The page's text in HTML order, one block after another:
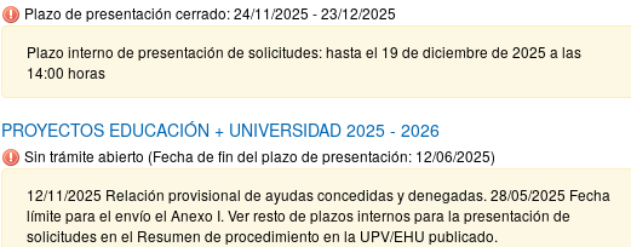
Plazo de presentación cerrado: 24/11/2025 - 23/12/2025
Plazo interno de presentación de solicitudes: hasta el 19 de diciembre de 2025 a las
14:00 horas
PROYECTOS EDUCACIÓN + UNIVERSIDAD 2025 - 2026
Sin trámite abierto (Fecha de fin del plazo de presentación: 12/06/2025)
12/11/2025 Relación provisional de ayudas concedidas y denegadas. 28/05/2025 Fecha
límite para el envío el Anexo I. Ver resto de plazos internos para la presentación de
solicitudes en el Resumen de procedimiento en la UPV/EHU publicado.